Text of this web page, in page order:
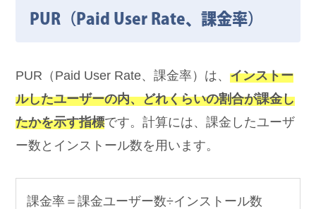
PUR（Paid User Rate、課金率）
PUR（Paid User Rate、課金率）は、インストー
ルしたユーザーの内、どれくらいの割合が課金し
たかを示す指標です。計算には、課金したユーザ
ー数とインストール数を用います。
課金率＝課金ユーザー数÷インストール数